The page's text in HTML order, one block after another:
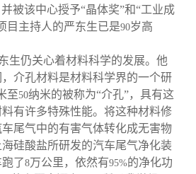
被该中心授予“晶体奖”和“工业成
目主持人的严东生已是90岁高
生仍关心着材料科学的发展。他
介孔材料是材料科学界的一个研
至50纳米的被称为“介孔”，具有这
有许多特殊性能。将这种材料修
尾气中的有害气体转化成无害物
硅酸盐所研发的汽车尾气净化装
了8万公里，依然有95%的净化功